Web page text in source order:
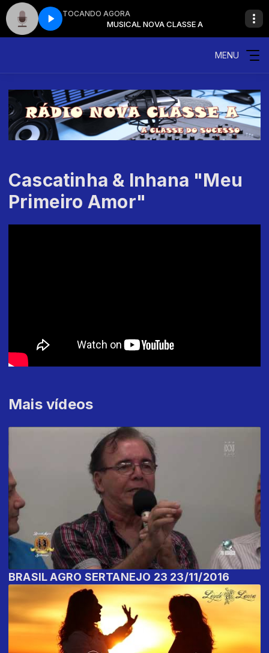
TOCANDO AGORA
A MUSICAL NOVA CLASSE A
MENU
Cascatinha & Inhana "Meu
Primeiro Amor"
Mais vídeos
BRASIL AGRO SERTANEJO 23 23/11/2016